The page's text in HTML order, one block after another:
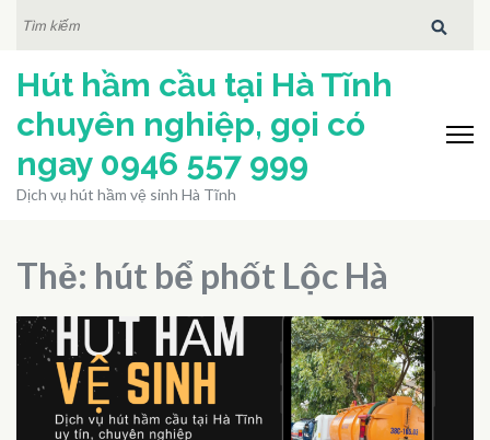
qua
dung
Hút hầm cầu tại Hà Tĩnh
chuyên nghiệp, gọi có
ngay 0946 557 999
Dịch vụ hút hầm vệ sinh Hà Tĩnh
Thẻ: hút bể phốt Lộc Hà